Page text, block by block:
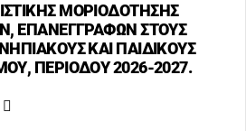
ΜΟΡΙΟΔΟΤΗΣΗΣ
ΕΠΑΝΕΓΓΡΑΦΩΝ ΣΤΟΥΣ
ΚΑΙ ΠΑΙΔΙΚΟΥΣ
ΠΕΡΙΟΔΟΥ 2026-2027.